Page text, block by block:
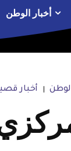
أخبار الوطن
أخبار